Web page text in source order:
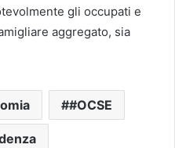
gli occupati e
aggregato, sia
#OCSE